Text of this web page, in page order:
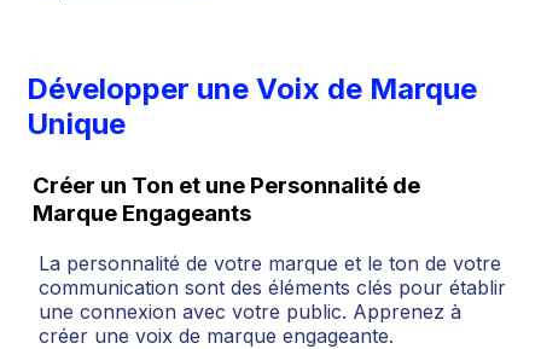
Développer une Voix de Marque
Unique
Créer un Ton et une Personnalité de
Marque Engageants
La personnalité de votre marque et le ton de votre
communication sont des éléments clés pour établir
une connexion avec votre public. Apprenez à
créer une voix de marque engageante.